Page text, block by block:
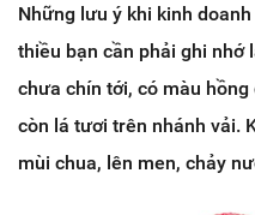
Những lưu ý khi kinh
thiều bạn cần phải ghi nhớ
chưa chín tới, có màu
còn lá tươi trên nhánh vải.
mùi chua, lên men, chảy